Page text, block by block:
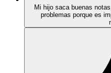
Mi hijo saca buenas
problemas porque es